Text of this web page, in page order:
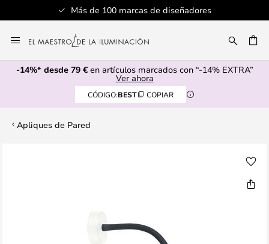
Más de 100 marcas de diseñadores
al
contenido
-14%* desde 79 €en artículos marcados con “-14% EXTRA”
Ver ahora
CÓDIGO:BEST COPIAR
Apliques de Pared